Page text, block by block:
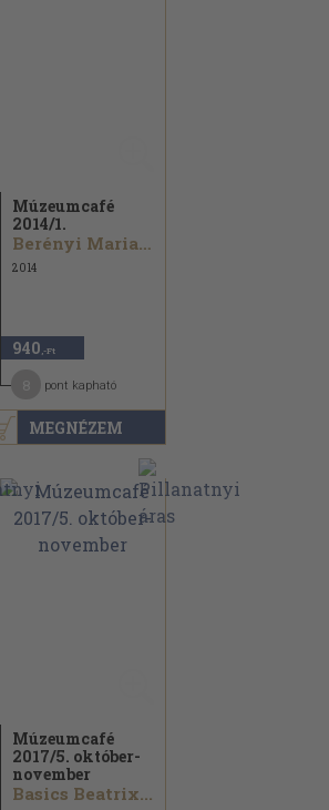
MEGNÉZEM
Múzeumcafé
2014/1.
Berényi Marianna...
2014
940 ,-Ft
pont kapható
Múzeumcafé
2017/5. október-
november
Basics Beatrix...